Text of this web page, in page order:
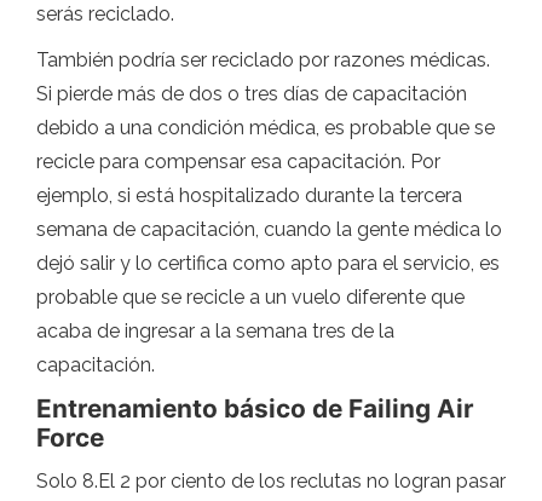
serás reciclado.
También podría ser reciclado por razones médicas.
Si pierde más de dos o tres días de capacitación
debido a una condición médica, es probable que se
recicle para compensar esa capacitación. Por
ejemplo, si está hospitalizado durante la tercera
semana de capacitación, cuando la gente médica lo
dejó salir y lo certifica como apto para el servicio, es
probable que se recicle a un vuelo diferente que
acaba de ingresar a la semana tres de la
capacitación.
Entrenamiento básico de Failing Air
Force
Solo 8.El 2 por ciento de los reclutas no logran pasar